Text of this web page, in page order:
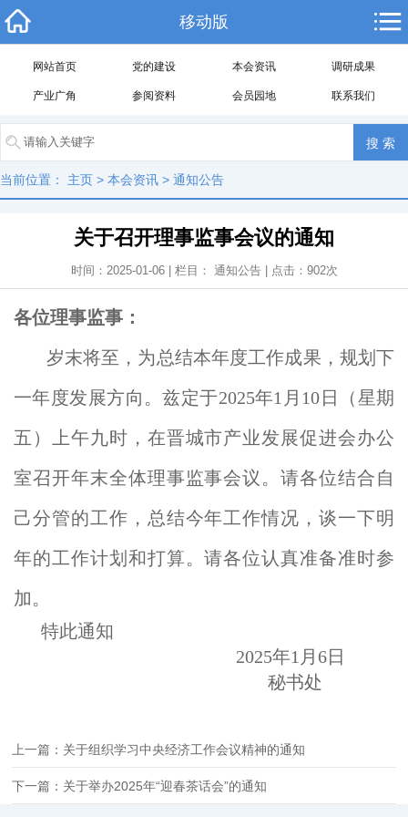
移动版
网站首页 党的建设 本会资讯 调研成果
产业广角 参阅资料 会员园地 联系我们
当前位置： 主页 > 本会资讯 > 通知公告
关于召开理事监事会议的通知
时间：2025-01-06 | 栏目： 通知公告| 点击： 902次
各位理事监事：
岁末将至，为总结本年度工作成果，规划下
一年度发展方向。兹定于2025年1月10日（星期
五）上午九时，在晋城市产业发展促进会办公
室召开年末全体理事监事会议。请各位结合自
己分管的工作，总结今年工作情况，谈一下明
年的工作计划和打算。请各位认真准备准时参
加。
特此通知
2025年1月6日
秘书处
上一篇：关于组织学习中央经济工作会议精神的通知
下一篇：关于举办2025年“迎春茶话会”的通知